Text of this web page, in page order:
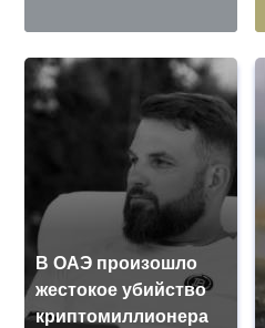
В ОАЭ произошло
жестокое убийство
криптомиллионера